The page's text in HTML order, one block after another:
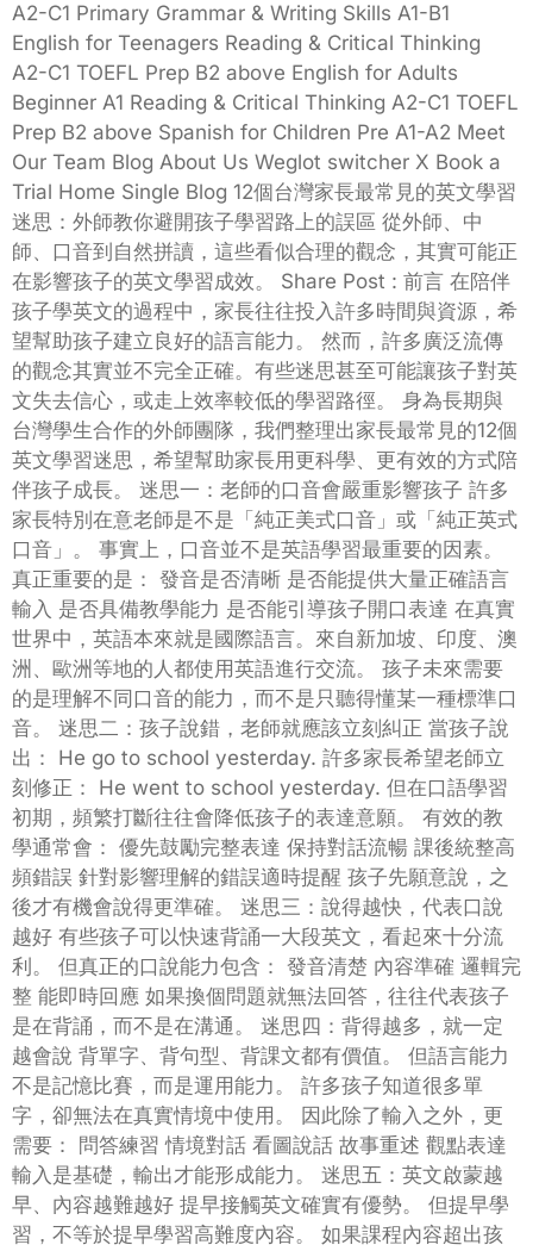
A2-C1 Primary Grammar & Writing Skills A1-B1
English for Teenagers Reading & Critical Thinking
A2-C1 TOEFL Prep B2 above English for Adults
Beginner A1 Reading & Critical Thinking A2-C1 TOEFL
Prep B2 above Spanish for Children Pre A1-A2 Meet
Our Team Blog About Us Weglot switcher X Book a
Trial Home Single Blog 12個台灣家長最常見的英文學習
迷思：外師教你避開孩子學習路上的誤區 從外師、中
師、口音到自然拼讀，這些看似合理的觀念，其實可能正
在影響孩子的英文學習成效。 Share Post : 前言 在陪伴
孩子學英文的過程中，家長往往投入許多時間與資源，希
望幫助孩子建立良好的語言能力。 然而，許多廣泛流傳
的觀念其實並不完全正確。有些迷思甚至可能讓孩子對英
文失去信心，或走上效率較低的學習路徑。 身為長期與
台灣學生合作的外師團隊，我們整理出家長最常見的12個
英文學習迷思，希望幫助家長用更科學、更有效的方式陪
伴孩子成長。 迷思一：老師的口音會嚴重影響孩子 許多
家長特別在意老師是不是「純正美式口音」或「純正英式
口音」。 事實上，口音並不是英語學習最重要的因素。
真正重要的是： 發音是否清晰 是否能提供大量正確語言
輸入 是否具備教學能力 是否能引導孩子開口表達 在真實
世界中，英語本來就是國際語言。來自新加坡、印度、澳
洲、歐洲等地的人都使用英語進行交流。 孩子未來需要
的是理解不同口音的能力，而不是只聽得懂某一種標準口
音。 迷思二：孩子說錯，老師就應該立刻糾正 當孩子說
出： He go to school yesterday. 許多家長希望老師立
刻修正： He went to school yesterday. 但在口語學習
初期，頻繁打斷往往會降低孩子的表達意願。 有效的教
學通常會： 優先鼓勵完整表達 保持對話流暢 課後統整高
頻錯誤 針對影響理解的錯誤適時提醒 孩子先願意說，之
後才有機會說得更準確。 迷思三：說得越快，代表口說
越好 有些孩子可以快速背誦一大段英文，看起來十分流
利。 但真正的口說能力包含： 發音清楚 內容準確 邏輯完
整 能即時回應 如果換個問題就無法回答，往往代表孩子
是在背誦，而不是在溝通。 迷思四：背得越多，就一定
越會說 背單字、背句型、背課文都有價值。 但語言能力
不是記憶比賽，而是運用能力。 許多孩子知道很多單
字，卻無法在真實情境中使用。 因此除了輸入之外，更
需要： 問答練習 情境對話 看圖說話 故事重述 觀點表達
輸入是基礎，輸出才能形成能力。 迷思五：英文啟蒙越
早、內容越難越好 提早接觸英文確實有優勢。 但提早學
習，不等於提早學習高難度內容。 如果課程內容超出孩